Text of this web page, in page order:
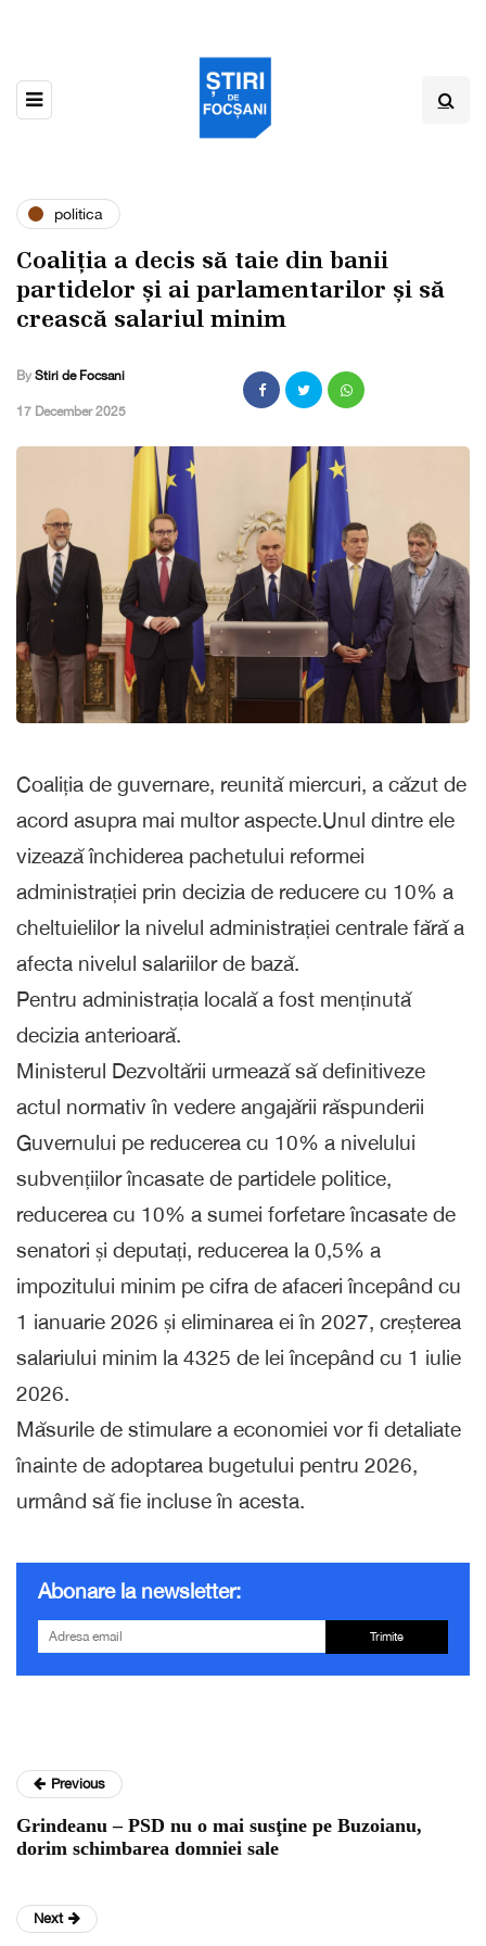
politica
Coaliția a decis să taie din banii
partidelor și ai parlamentarilor și să
crească salariul minim
By Stiri de Focsani
,17 December 2025
Coaliția de guvernare, reunită miercuri, a căzut de
acord asupra mai multor aspecte.Unul dintre ele
vizează ⁠închiderea pachetului reformei
administrației prin decizia de reducere cu 10% a
cheltuielilor la nivelul administrației centrale fără a
afecta nivelul salariilor de bază.
Pentru administrația locală a fost menținută
decizia anterioară.
Ministerul Dezvoltării urmează să definitiveze
actul normativ în vedere angajării răspunderii
Guvernului pe reducerea cu 10% a nivelului
subvențiilor încasate de partidele politice,
reducerea cu 10% a sumei forfetare încasate de
senatori și deputați, ⁠reducerea la 0,5% a
impozitului minim pe cifra de afaceri începând cu
1 ianuarie 2026 și eliminarea ei în 2027, creșterea
salariului minim la 4325 de lei începând cu 1 iulie
2026.
Măsurile de stimulare a economiei vor fi detaliate
înainte de adoptarea bugetului pentru 2026,
urmând să fie incluse în acesta.
Abonare la newsletter:
Trimite
Previous
Grindeanu – PSD nu o mai susţine pe Buzoianu,
dorim schimbarea domniei sale
Next